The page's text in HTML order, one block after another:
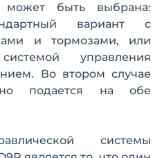
может быть выбрана:
вариант с
и тормозами, или
управления
Во втором случае
подается на обе
системы